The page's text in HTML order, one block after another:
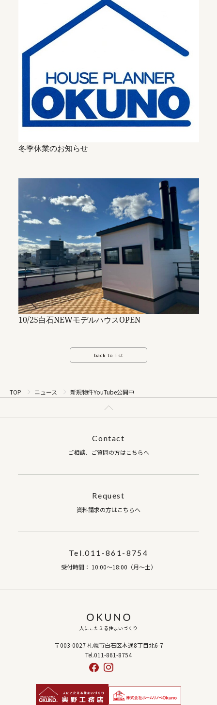
冬季休業のお知らせ
10/25白石NEWモデルハウスOPEN
back to list
TOP ニュース 新規物件YouTube公開中
Contact
ご相談、ご質問の方はこちらへ
Request
資料請求の方はこちらへ
Tel.011-861-8754
受付時間： 10:00～18:00（月～土）
人にこたえる住まいづくり
〒003-0027 札幌市白石区本通8丁目北6-7
Tel.011-861-8754